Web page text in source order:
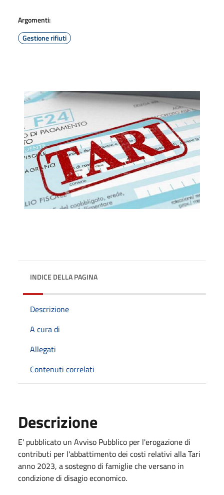
Argomenti:
Gestione rifiuti
INDICE DELLA PAGINA
Descrizione
A cura di
Allegati
Contenuti correlati
Descrizione
E' pubblicato un Avviso Pubblico per l'erogazione di
contributi per l'abbattimento dei costi relativi alla Tari
anno 2023, a sostegno di famiglie che versano in
condizione di disagio economico.